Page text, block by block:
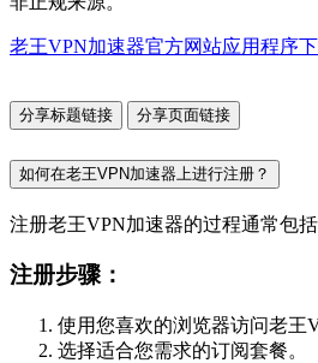
老王VPN加速器官方网站应用程序
分享标题链接 分享页面链接
如何在老王VPN加速器上进行注册？
注册老王VPN加速器的过程通常包括
注册步骤：
使用您喜欢的浏览器访问老王
选择适合您需求的订阅套餐。